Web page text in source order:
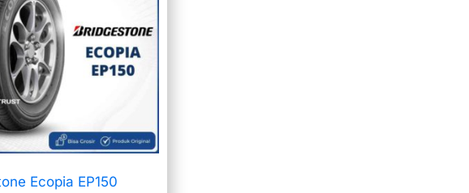
Ecopia EP150